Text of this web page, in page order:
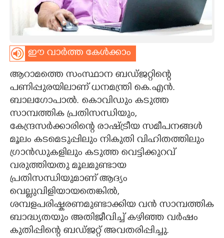
ASTRO
CARTOONS
LITERATURE
CONTACT US
ഈ വാർത്ത കേൾക്കാം
ആറാമത്തെ സംസ്ഥാന ബഡ്ജറ്റിന്റെ
പണിപ്പുരയിലാണ് ധനമന്ത്രി കെ.എൻ.
ബാലഗോപാൽ. കൊവിഡും കടുത്ത
സാമ്പത്തിക പ്രതിസന്ധിയും,​
കേന്ദ്രസർക്കാരിന്റെ രാഷ്ട്രീയ സമീപനങ്ങൾ
മൂലം കടമെടുപ്പിലും നികുതി വിഹിതത്തിലും
ഗ്രാൻഡുകളിലും കടുത്ത വെട്ടിക്കുറവ്
വരുത്തിയതു മൂലമുണ്ടായ
പ്രതിസന്ധിയുമാണ് ആദ്യം
വെല്ലുവിളിയായതെങ്കിൽ,​
ശമ്പളപരിഷ്കരണമുണ്ടാക്കിയ വൻ സാമ്പത്തിക
ബാദ്ധ്യതയും അതിജീവിച്ച് കഴിഞ്ഞ വർഷം
കുതിപ്പിന്റെ ബഡ്ജറ്റ് അവതരിപ്പിച്ചു.